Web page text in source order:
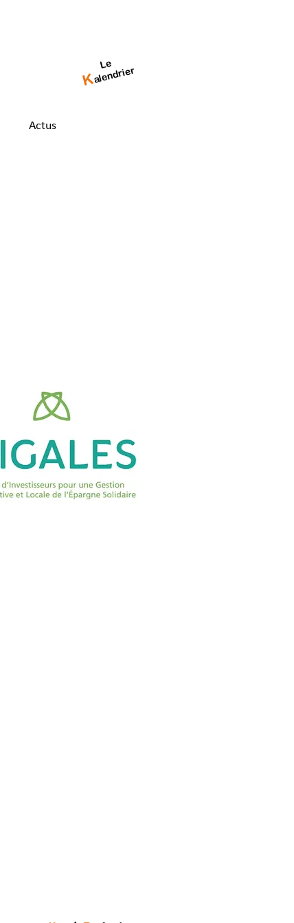
Actus
Le
Kalendrier